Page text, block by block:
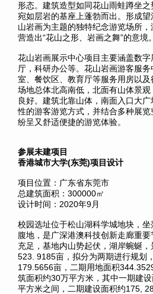
形态。建筑造型如同花山雨蛙蹲坐之
宛如层岩的基座上蓬勃而出。形成
山岩画为主题的独特纪念游览场所
营造出“花山之形、岩画之舞”的意境。
花山岩画展示中心项目主要涵盖数
厅，科研办公等。花山岩画游客服
室、餐饮区、教育厅等服务用房以
场地总体北高南低，北面有山体景
良好。建筑北靠山体，南面入口大
性的游客游览方式，并结合多种展
纷呈又舒适便捷的游览体验。
参展未建项目
香港城市大学(东莞)项目设计
项目位置：广东省东莞市
总建筑面积：300000㎡
设计时间：2020年9月
校园选址位于松山湖科学城地块，
腹地，是广深港澳科技创新走廊重
充足，基地内山势起伏，湖岸蜿蜒
523. 9185亩，拟分为两期进行规划
179.5656亩，二期用地面积
筑面积约30万平方米，其中一期建
平方米之间，二期建设面积约175,